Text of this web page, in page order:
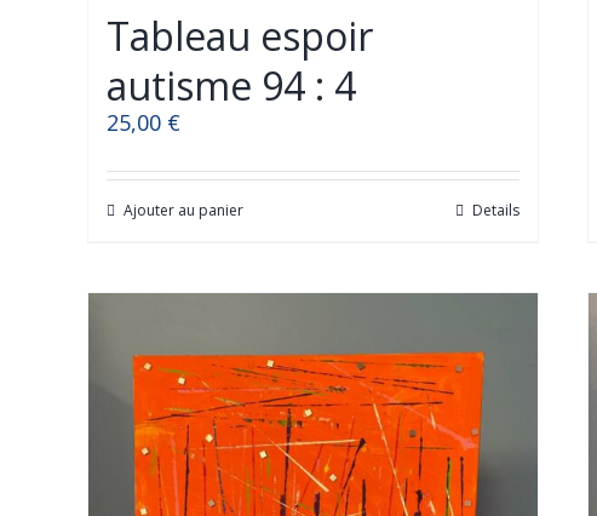
Tableau espoir
autisme 94 : 4
25,00 €
Ajouter au panier Details